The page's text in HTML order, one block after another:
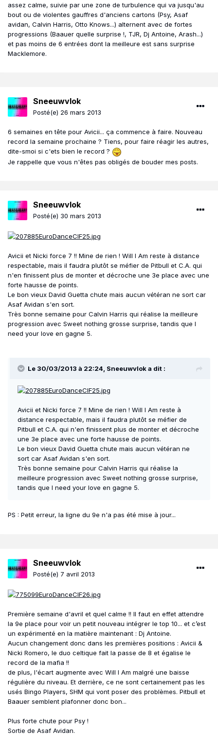
assez calme, suivie par une zone de turbulence qui va jusqu'au
bout ou de violentes gauffres d'anciens cartons (Psy, Asaf
avidan, Calvin Harris, Otto Knows...) alternent avec de fortes
progressions (Baauer quelle surprise !, TJR, Dj Antoine, Arash...)
et pas moins de 6 entrées dont la meilleure est sans surprise
Macklemore.
Sneeuwvlok
Posté(e) 26 mars 2013
6 semaines en tête pour Avicii... ça commence à faire. Nouveau
record la semaine prochaine ? Tiens, pour faire réagir les autres,
dite-smoi si c'ets bien le record ?
Je rappelle que vous n'êtes pas obligés de bouder mes posts.
Sneeuwvlok
Posté(e) 30 mars 2013
Avicii et Nicki force 7 !! Mine de rien ! Will I Am reste à distance
respectable, mais il faudra plutôt se méfier de Pitbull et C.A. qui
n'en finissent plus de monter et décroche une 3e place avec une
forte hausse de points.
Le bon vieux David Guetta chute mais aucun vétéran ne sort car
Asaf Avidan s'en sort.
Très bonne semaine pour Calvin Harris qui réalise la meilleure
progression avec Sweet nothing grosse surprise, tandis que I
need your love en gagne 5.
Le 30/03/2013 à 22:24, Sneeuwvlok a dit :
Avicii et Nicki force 7 !! Mine de rien ! Will I Am reste à
distance respectable, mais il faudra plutôt se méfier de
Pitbull et C.A. qui n'en finissent plus de monter et décroche
une 3e place avec une forte hausse de points.
Le bon vieux David Guetta chute mais aucun vétéran ne
sort car Asaf Avidan s'en sort.
Très bonne semaine pour Calvin Harris qui réalise la
meilleure progression avec Sweet nothing grosse surprise,
tandis que I need your love en gagne 5.
PS : Petit erreur, la ligne du 9e n'a pas été mise à jour...
Sneeuwvlok
Posté(e) 7 avril 2013
Première semaine d'avril et quel calme !! Il faut en effet attendre
la 9e place pour voir un petit nouveau intégrer le top 10... et c’est
un expérimenté en la matière maintenant : Dj Antoine.
Aucun changement donc dans les premières positions : Avicii &
Nicki Romero, le duo celtique fait la passe de 8 et égalise le
record de la mafia !!
de plus, l'écart augmente avec Will I Am malgré une baisse
régulière du niveau. Et derrière, ce ne sont certainement pas les
usés Bingo Players, SHM qui vont poser des problèmes. Pitbull et
Baauer semblent plafonner donc bon...
Plus forte chute pour Psy !
Sortie de Asaf Avidan.